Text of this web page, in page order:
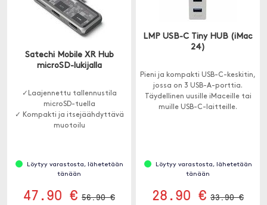
Satechi Mobile XR Hub
microSD-lukijalla
✓Laajennettu tallennustila
microSD-tuella
✓ Kompakti ja itsejäähdyttävä
muotoilu
Löytyy varastosta, lähetetään
tänään
47.90 € 56.90 €
LMP USB-C Tiny HUB (iMac
24)
Pieni ja kompakti USB-C-keskitin,
jossa on 3 USB-A-porttia.
Täydellinen uusille iMaceille tai
muille USB-C-laitteille.
Löytyy varastosta, lähetetään
tänään
28.90 € 33.90 €